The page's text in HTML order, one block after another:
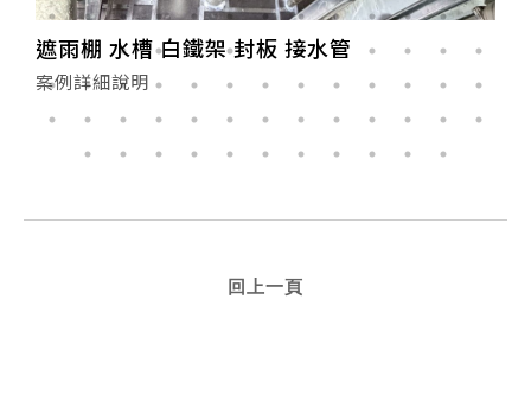
骨架、封PC板
案例詳細說明
回上一頁